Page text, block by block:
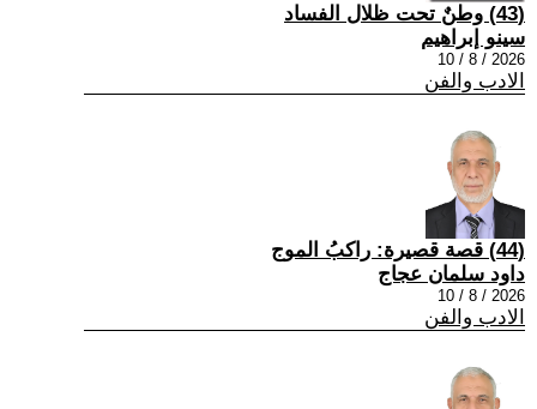
(43) وطنٌ تحت ظلال الفساد
سينو إبراهيم
2026 / 8 / 10
الادب والفن
(44) قصة قصيرة: راكبُ الموج
داود سلمان عجاج
2026 / 8 / 10
الادب والفن